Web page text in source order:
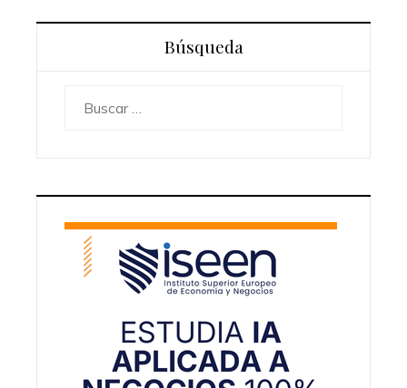
Búsqueda